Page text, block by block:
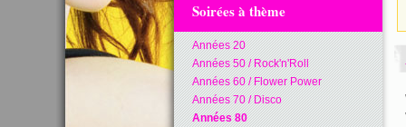
Soirées à thème
Années 20
Années 50 / Rock'n'Roll
Années 60 / Flower Power
Années 70 / Disco
Années 80